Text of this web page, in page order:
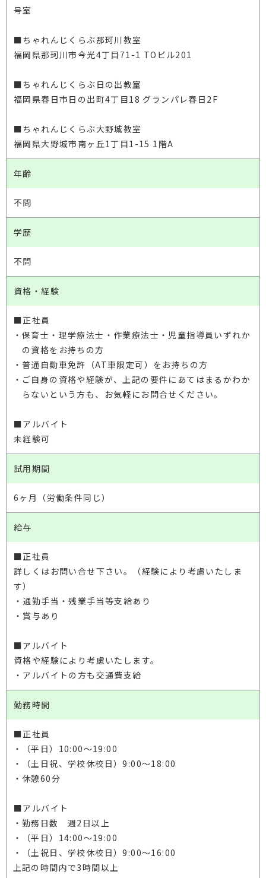
号室
■ちゃれんじくらぶ那珂川教室
福岡県那珂川市今光4丁目71-1 TOビル201
■ちゃれんじくらぶ日の出教室
福岡県春日市日の出町4丁目18 グランパレ春日2F
■ちゃれんじくらぶ大野城教室
福岡県大野城市南ヶ丘1丁目1-15 1階A
年齢
不問
学歴
不問
資格・経験
■正社員
・保育士・理学療法士・作業療法士・児童指導員いずれか
の資格をお持ちの方
・普通自動車免許（AT車限定可）をお持ちの方
・ご自身の資格や経験が、上記の要件にあてはまるかわか
らないという方も、お気軽に お問合せください。
■アルバイト
未経験可
試用期間
6ヶ月（労働条件同じ）
給与
■正社員
詳しくはお問い合せ下さい。（経験により考慮いたしま
す）
・通勤手当・残業手当等支給あり
・賞与あり
■アルバイト
資格や経験により考慮いたします。
・アルバイトの方も交通費支給
勤務時間
■正社員
・（平日）10:00〜19:00
・（土日祝、学校休校日）9:00〜18:00
・休憩60分
■アルバイト
・勤務日数 週2日以上
・（平日）14:00〜19:00
・（土祝日、学校休校日）9:00〜16:00
上記の時間内で3時間以上